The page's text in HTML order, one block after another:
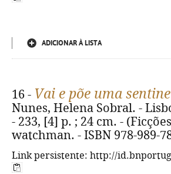
ADICIONAR À LISTA
16 - Vai e põe uma
Nunes, Helena Sobral. -
- 233, [4] p. ; 24 cm. -
watchman. - ISBN 978-989-
Link persistente: http://